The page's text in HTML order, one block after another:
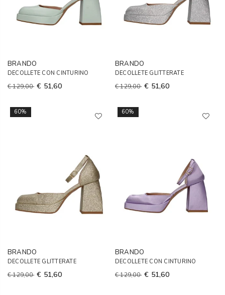
BRANDO
DECOLLETE CON CINTURINO
€ 129,00 € 51,60
BRANDO
DECOLLETE GLITTERATE
€ 129,00 € 51,60
60%
BRANDO
DECOLLETE GLITTERATE
€ 129,00 € 51,60
60%
BRANDO
DECOLLETE CON CINTURINO
€ 129,00 € 51,60